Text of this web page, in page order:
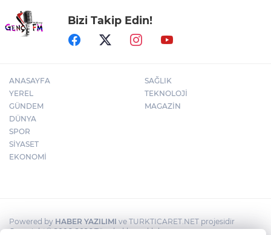
BNP Paribas Cardif Türkiye'nin İç
Denetim Direktörü Mustafa Güneş oldu
Bizi Takip Edin!
ANASAYFA
YEREL
GÜNDEM
DÜNYA
SPOR
SİYASET
EKONOMİ
SAĞLIK
TEKNOLOJİ
MAGAZİN
Powered by HABER YAZILIMI ve TURKTICARET.NET projesidir
Copyright© 2006-2026 Tüm hakları saklıdır.